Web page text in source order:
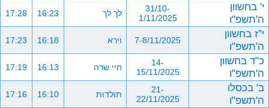
י' בחשוון
ה'תשפ"ו
31/10-
1/11/2025
לך לך 16:23
17:28
י"ז בחשוון
ה'תשפ"ו
7-8/11/2025 וירא 16:18
17:23
כ"ד בחשוון
ה'תשפ"ו
14-
15/11/2025
חיי שרה 16:13
17:19
ב' בכסלו
ה'תשפ"ו
21-
22/11/2025
תולדות 16:10
17:16